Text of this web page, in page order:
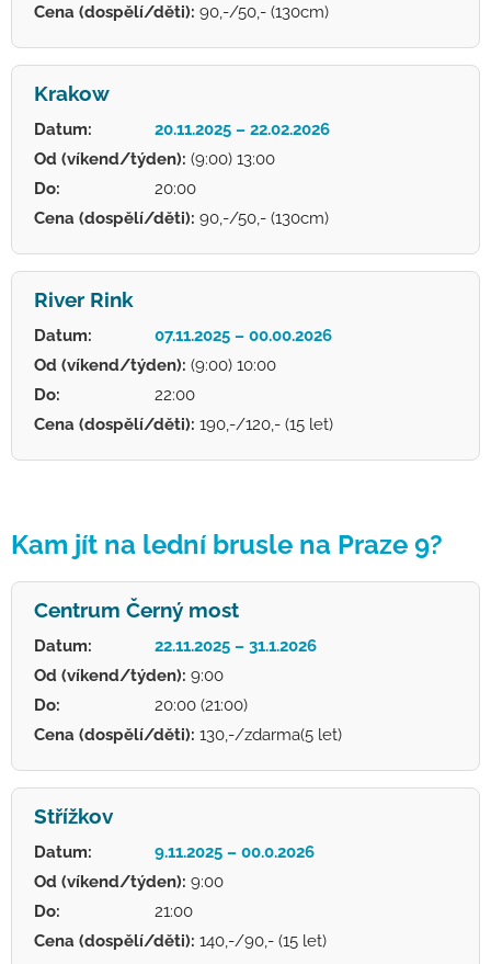
Cena (dospělí/děti): 90,-/50,- (130cm)
Krakow
Datum:
20.11.2025 – 22.02.2026
Od (víkend/týden): (9:00) 13:00
Do:
20:00
Cena (dospělí/děti): 90,-/50,- (130cm)
River Rink
Datum:
07.11.2025 – 00.00.2026
Od (víkend/týden): (9:00) 10:00
Do:
22:00
Cena (dospělí/děti): 190,-/120,- (15 let)
Kam jít na lední brusle na Praze 9?
Centrum Černý most
Datum:
22.11.2025 – 31.1.2026
Od (víkend/týden): 9:00
Do:
20:00 (21:00)
Cena (dospělí/děti): 130,-/zdarma(5 let)
Střížkov
Datum:
9.11.2025 – 00.0.2026
Od (víkend/týden): 9:00
Do:
21:00
Cena (dospělí/děti): 140,-/90,- (15 let)